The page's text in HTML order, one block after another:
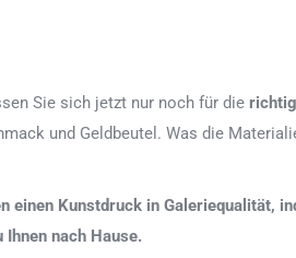
Sie sich jetzt nur noch für die
und Geldbeutel. Was die
einen Kunstdruck in Galeriequalität,
nach Hause.